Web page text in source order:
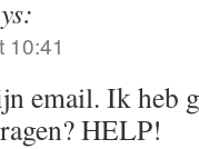
10:41
email. Ik heb
HELP!